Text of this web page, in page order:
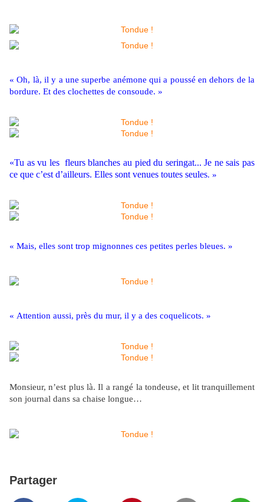
« Oh, là, il y a une superbe anémone qui a poussé en dehors de la
bordure. Et des clochettes de consoude. »
«Tu as vu les fleurs blanches au pied du seringat... Je ne sais pas
ce que c’est d’ailleurs. Elles sont venues toutes seules. »
« Mais, elles sont trop mignonnes ces petites perles bleues. »
« Attention aussi, près du mur, il y a des coquelicots. »
Monsieur, n’est plus là. Il a rangé la tondeuse, et lit tranquillement
son journal dans sa chaise longue…
Partager